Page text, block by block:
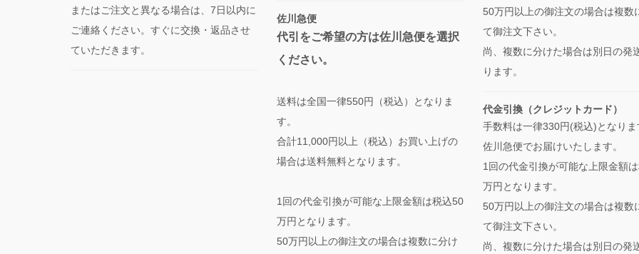
またはご注文と異なる場合は、7日以内に
ご連絡ください。すぐに交換・返品させ
ていただきます。
佐川急便
代引をご希望の方は佐川急便を選択
ください。
送料は全国一律550円（税込）となりま
す。
合計11,000円以上（税込）お買い上げの
場合は送料無料となります。
1回の代金引換が可能な上限金額は税込50
万円となります。
50万円以上の御注文の場合は複数に分け
50万円以上の御注文の場合は複数
て御注文下さい。
尚、複数に分けた場合は別日の発
ります。
代金引換（クレジットカード）
手数料は一律330円(税込)となりま
佐川急便でお届けいたします。
1回の代金引換が可能な上限金額
万円となります。
50万円以上の御注文の場合は複数
て御注文下さい。
尚、複数に分けた場合は別日の発